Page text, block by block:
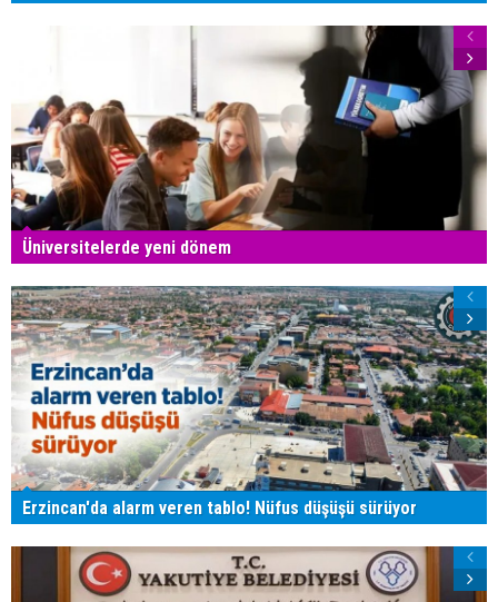
Üniversitelerde yeni dönem
Erzincan'da alarm veren tablo! Nüfus düşüşü sürüyor